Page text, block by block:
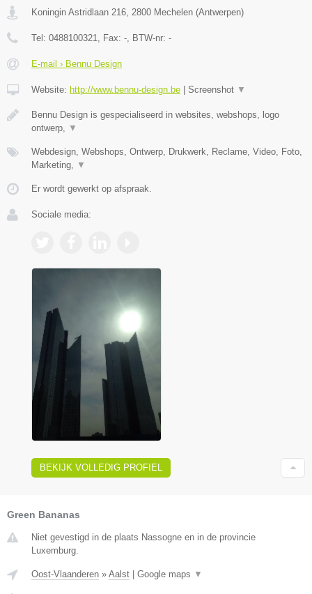
Koningin Astridlaan 216 2800 Mechelen (Antwerpen)
Tel: 0488100321 , Fax: - , BTW-nr: -
E-mail › Bennu Design
Website: http://www.bennu-design.be | Screenshot ▼
Bennu Design is gespecialiseerd in websites, webshops, logo
ontwerp,
▼
Webdesign, Webshops, Ontwerp, Drukwerk, Reclame, Video, Foto,
Marketing,
▼
Er wordt gewerkt op afspraak.
Sociale media:
BEKIJK VOLLEDIG PROFIEL
Green Bananas
Niet gevestigd in de plaats Nassogne en in de provincie
Luxemburg.
Oost-Vlaanderen » Aalst Google maps ▼